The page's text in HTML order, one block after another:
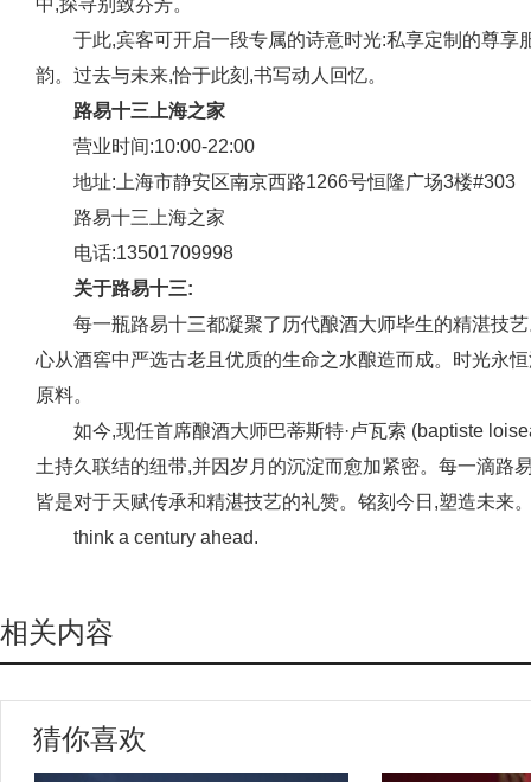
中,探寻别致芬芳。
于此,宾客可开启一段专属的诗意时光:私享定制的尊享
韵。过去与未来,恰于此刻,书写动人回忆。
路易十三上海之家
营业时间:10:00-22:00
地址:上海市静安区南京西路1266号恒隆广场3楼#303
路易十三上海之家
电话:13501709998
关于路易十三:
每一瓶路易十三都凝聚了历代酿酒大师毕生的精湛技
心从酒窖中严选古老且优质的生命之水酿造而成。时光永
原料。
如今,现任首席酿酒大师巴蒂斯特·卢瓦索 (baptiste
土持久联结的纽带,并因岁月的沉淀而愈加紧密。每一滴路
皆是对于天赋传承和精湛技艺的礼赞。铭刻今日,塑造未来
think a century ahead.
相关内容
猜你喜欢